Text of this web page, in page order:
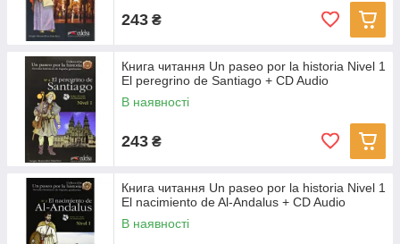
243 ₴
Книга читання Un paseo por la historia Nivel 1
El peregrino de Santiago + CD Audio
В наявності
243 ₴
Книга читання Un paseo por la historia Nivel 1
El nacimiento de Al-Andalus + CD Audio
В наявності